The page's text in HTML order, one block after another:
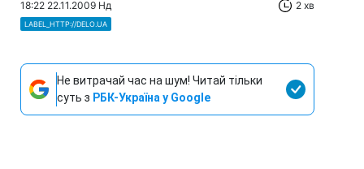
18:22 22.11.2009 Нд 2 хв
LABEL_HTTP://DELO.UA
Не витрачай час на шум! Читай тільки
суть з РБК-Україна у Google